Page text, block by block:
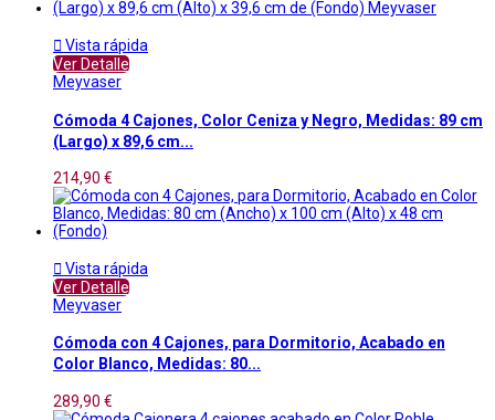
 Vista rápida
Ver Detalle
Meyvaser
Cómoda 4 Cajones, Color Ceniza y Negro, Medidas: 89 cm
(Largo) x 89,6 cm...
214,90 €
 Vista rápida
Ver Detalle
Meyvaser
Cómoda con 4 Cajones, para Dormitorio, Acabado en
Color Blanco, Medidas: 80...
289,90 €